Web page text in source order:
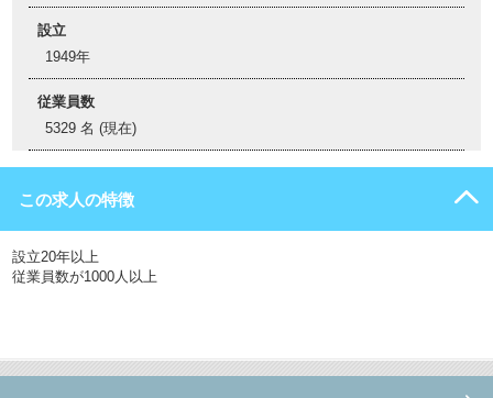
設立
1949年
従業員数
5329 名 (現在)
この求人の特徴
設立20年以上
従業員数が1000人以上